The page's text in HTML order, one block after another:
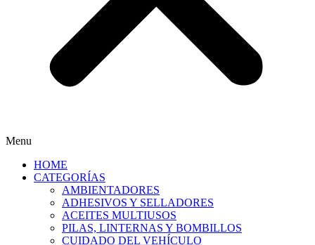
Menu
HOME
CATEGORÍAS
AMBIENTADORES
ADHESIVOS Y SELLADORES
ACEITES MULTIUSOS
PILAS, LINTERNAS Y BOMBILLOS
CUIDADO DEL VEHÍCULO